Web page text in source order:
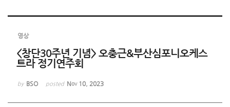
영상
<창단30주년 기념> 오충근&부산심포니오케스
트라 정기연주회
by BSO posted Nov 10, 2023